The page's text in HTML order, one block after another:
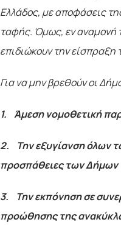
Ελλάδος, με αποφάσεις
ταφής. Όμως, εν αναμονή
επιδιώκουν την είσπραξη
Για να μην βρεθούν οι
1. Άμεση νομοθετική
2.
Την εξυγίανση όλων
προσπάθειες των Δήμων
3.
Την εκπόνηση σε
προώθησης της